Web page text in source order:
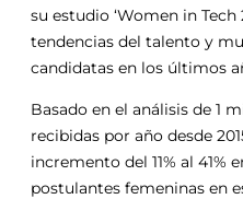
su estudio ‘Women in Tech
tendencias del talento y
candidatas en los últimos
Basado en el análisis de 1
recibidas por año desde
incremento del 11% al 41%
postulantes femeninas en